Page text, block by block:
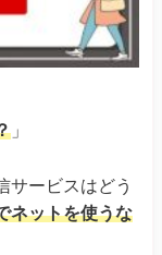
」
サービスはどう
ネットを使うな